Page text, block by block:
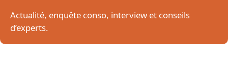
Actualité, enquête conso, interview et conseils
d’experts.